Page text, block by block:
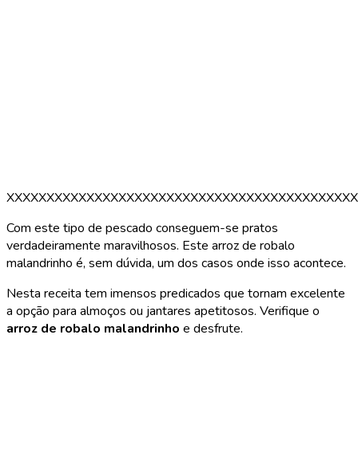
Com este tipo de pescado conseguem-se pratos
verdadeiramente maravilhosos. Este arroz de robalo
malandrinho é, sem dúvida, um dos casos onde isso acontece.
Nesta receita tem imensos predicados que tornam excelente
a opção para almoços ou jantares apetitosos. Verifique o
arroz de robalo malandrinho e desfrute.